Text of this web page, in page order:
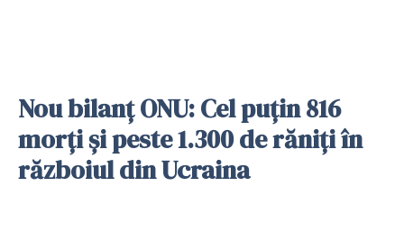
Nou bilanţ ONU: Cel puţin 816
morţi şi peste 1.300 de răniţi în
războiul din Ucraina